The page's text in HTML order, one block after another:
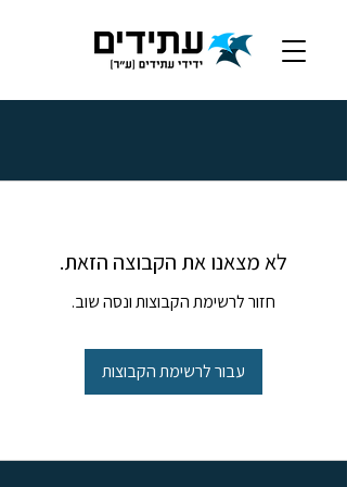
לא מצאנו את הקבוצה הזאת.
חזור לרשימת הקבוצות ונסה שוב.
עבור לרשימת הקבוצות